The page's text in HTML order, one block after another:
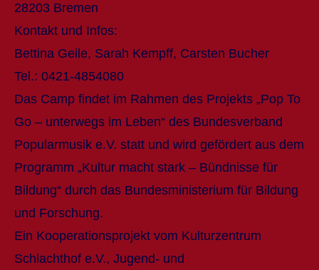
28203 Bremen
Kontakt und Infos:
Bettina Geile, Sarah Kempff, Carsten Bucher
Tel.: 0421-4854080
Das Camp findet im Rahmen des Projekts „Pop To
Go – unterwegs im Leben“ des Bundesverband
Popularmusik e.V. statt und wird gefördert aus dem
Programm „Kultur macht stark – Bündnisse für
Bildung“ durch das Bundesministerium für Bildung
und Forschung.
Ein Kooperationsprojekt vom Kulturzentrum
Schlachthof e.V., Jugend- und